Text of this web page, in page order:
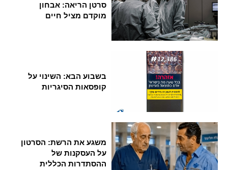
סרטן הריאה: אבחון
מוקדם מציל חיים
בשבוע הבא: השינוי על
קופסאות הסיגריות
משגע את הרשת: הסרטון
על העסקנות של
ההסתדרות הכללית